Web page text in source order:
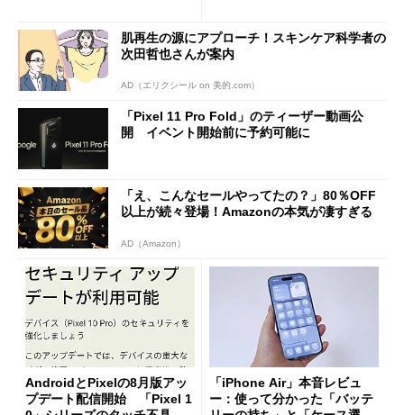
肌再生の源にアプローチ！スキンケア科学者の
次田哲也さんが案内
AD（エリクシール on 美的.com）
「Pixel 11 Pro Fold」のティーザー動画公
開 イベント開始前に予約可能に
「え、こんなセールやってたの？」80％OFF
以上が続々登場！Amazonの本気が凄すぎる
AD（Amazon）
AndroidとPixelの8月版アッ
プデート配信開始 「Pixel 1
「iPhone Air」本音レビュ
ー：使って分かった「バッテ